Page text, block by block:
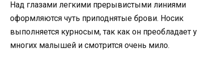
Над глазами легкими прерывистыми линиями
оформляются чуть приподнятые брови. Носик
выполняется курносым, так как он преобладает у
многих малышей и смотрится очень мило.